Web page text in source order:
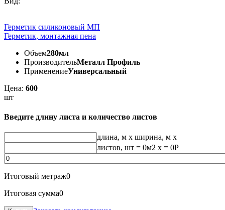
Герметик силиконовый МП
Герметик, монтажная пена
Объем280мл
ПроизводительМеталл Профиль
ПрименениеУниверсальный
Цена: 600
шт
Введите длину листа и количество листов
длина, м x ширина, м x
листов, шт = 0м2 x = 0Р
Итоговый метраж0
Итоговая сумма0